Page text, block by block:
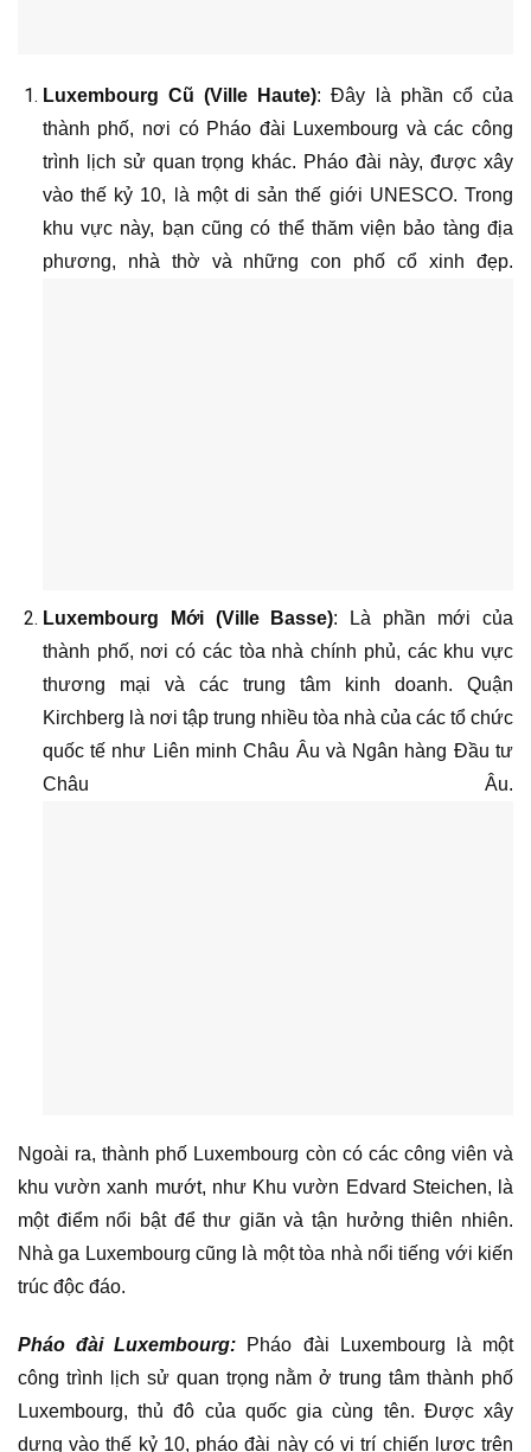
Luxembourg Cũ (Ville Haute): Đây là phần cổ của
thành phố, nơi có Pháo đài Luxembourg và các công
trình lịch sử quan trọng khác. Pháo đài này, được xây
vào thế kỷ 10, là một di sản thế giới UNESCO. Trong
khu vực này, bạn cũng có thể thăm viện bảo tàng địa
phương, nhà thờ và những con phố cổ xinh đẹp.
Luxembourg Mới (Ville Basse): Là phần mới của
thành phố, nơi có các tòa nhà chính phủ, các khu vực
thương mại và các trung tâm kinh doanh. Quận
Kirchberg là nơi tập trung nhiều tòa nhà của các tổ chức
quốc tế như Liên minh Châu Âu và Ngân hàng Đầu tư
Châu Âu.
Ngoài ra, thành phố Luxembourg còn có các công viên và
khu vườn xanh mướt, như Khu vườn Edvard Steichen, là
một điểm nổi bật để thư giãn và tận hưởng thiên nhiên.
Nhà ga Luxembourg cũng là một tòa nhà nổi tiếng với kiến
trúc độc đáo.
Pháo đài Luxembourg: Pháo đài Luxembourg là một
công trình lịch sử quan trọng nằm ở trung tâm thành phố
Luxembourg, thủ đô của quốc gia cùng tên. Được xây
dựng vào thế kỷ 10, pháo đài này có vị trí chiến lược trên